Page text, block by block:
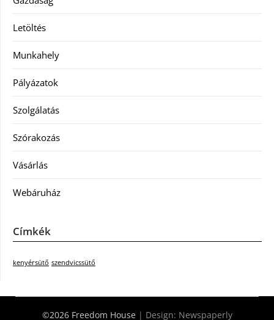
Letöltés
Munkahely
Pályázatok
Szolgálatás
Szórakozás
Vásárlás
Webáruház
Címkék
kenyérsütő szendvicssütő
©2026 Freedom House | Design: Newspaperly